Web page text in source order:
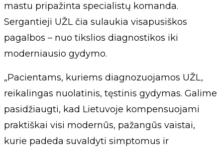
mastu pripažinta specialistų komanda.
Sergantieji UŽL čia sulaukia visapusiškos
pagalbos – nuo tikslios diagnostikos iki
moderniausio gydymo.
„Pacientams, kuriems diagnozuojamos UŽL,
reikalingas nuolatinis, tęstinis gydymas. Galime
pasidžiaugti, kad Lietuvoje kompensuojami
praktiškai visi modernūs, pažangūs vaistai,
kurie padeda suvaldyti simptomus ir